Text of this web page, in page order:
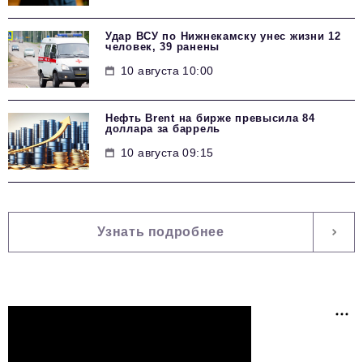
Удар ВСУ по Нижнекамску унес жизни 12
человек, 39 ранены
10 августа 10:00
Нефть Brent на бирже превысила 84
доллара за баррель
10 августа 09:15
Узнать подробнее